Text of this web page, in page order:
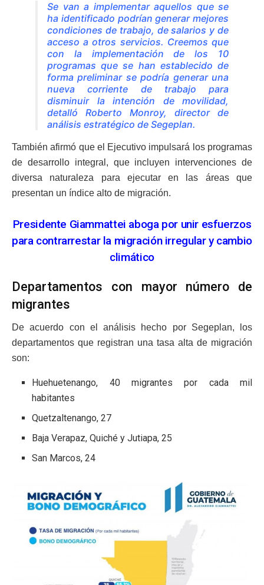
Se van a implementar aquellos que se
ha identificado podrían generar mejores
condiciones de trabajo, de salarios y de
acceso a otros servicios. Creemos que
con la implementación de los 10
programas que se han establecido de
forma preliminar se podría generar una
nueva corriente de trabajo para
disminuir la intención de movilidad,
detalló Roberto Monroy, director de
análisis estratégico de Segeplan.
También afirmó que el Ejecutivo impulsará los programas
de desarrollo integral, que incluyen intervenciones de
diversa naturaleza para ejecutar en las áreas que
presentan un índice alto de migración.
Presidente Giammattei aboga por unir esfuerzos
para contrarrestar la migración irregular y cambio
climático
Departamentos con mayor número de
migrantes
De acuerdo con el análisis hecho por Segeplan, los
departamentos que registran una tasa alta de migración
son:
Huehuetenango, 40 migrantes por cada mil
habitantes
Quetzaltenango, 27
Baja Verapaz, Quiché y Jutiapa, 25
San Marcos, 24